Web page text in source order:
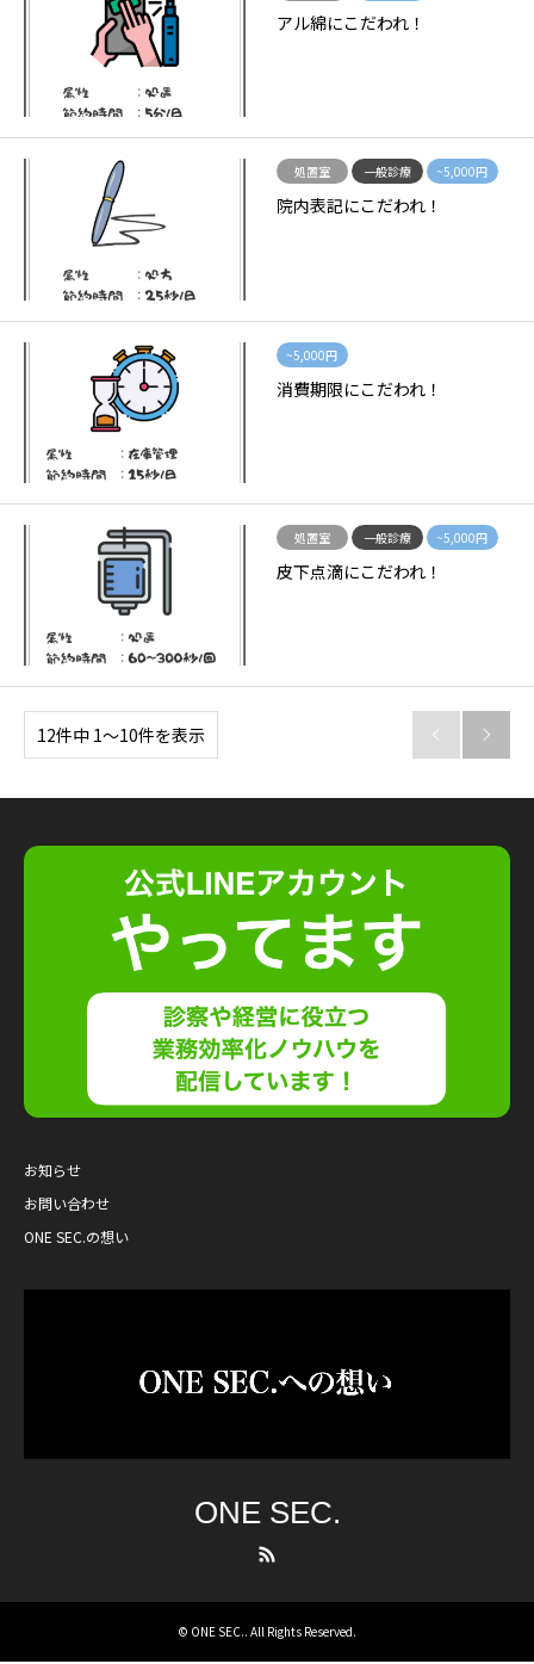
アル綿にこだわれ！
処置室 一般診療 ~5,000円
院内表記にこだわれ！
~5,000円
消費期限にこだわれ！
処置室 一般診療 ~5,000円
皮下点滴にこだわれ！
12件中 1〜10件を表示  
お知らせ
お問い合わせ
ONE SEC.の想い
ONE SEC.
© ONE SEC.. All Rights Reserved.